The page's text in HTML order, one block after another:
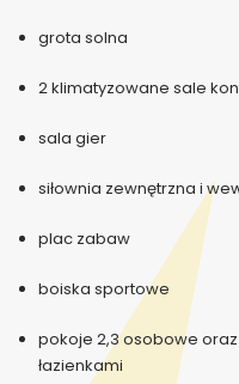
grota solna
2 klimatyzowane sale
sala gier
siłownia zewnętrzna i
plac zabaw
boiska sportowe
pokoje 2,3 osobowe
łazienkami